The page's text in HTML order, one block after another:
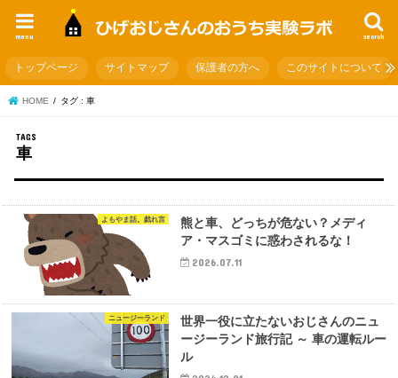
search
menu
トップページ サイトマップ 保護者の方へ このサイトについて
HOME タグ : 車
車
よもやま話。戯れ言
熊と車、どっちが危ない？メディ
ア・マスゴミに惑わされるな！
2026.07.11
ニュージーランド
世界一役に立たないおじさんのニュ
ージーランド旅行記 ～ 車の運転ルー
ル